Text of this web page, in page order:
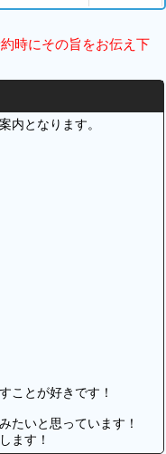
時にその旨をお伝え下
内となります。
ことが好きです！
たいと思っています！
ます！